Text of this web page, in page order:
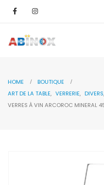
HOME
BOUTIQUE
ART DE LA TABLE, VERRERIE, DIVERS,
VERRES À VIN ARCOROC MINERAL